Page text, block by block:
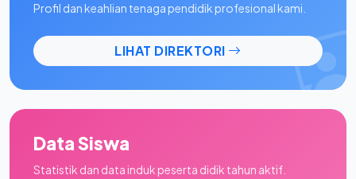
Profil dan keahlian tenaga pendidik profesional kami.
LIHAT DIREKTORI
Data Siswa
Statistik dan data induk peserta didik tahun aktif.